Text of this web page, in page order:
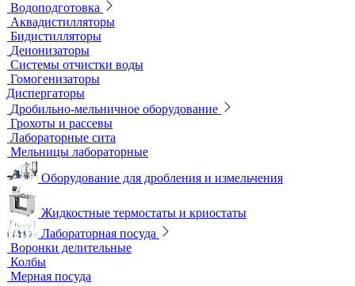
Водоподготовка
Аквадистилляторы
Бидистилляторы
Деионизаторы
Системы отчистки воды
Гомогенизаторы
Диспергаторы
Дробильно-мельничное оборудование
Грохоты и рассевы
Лабораторные сита
Мельницы лабораторные
Оборудование для дробления и измельчения
Жидкостные термостаты и криостаты
Лабораторная посуда
Воронки делительные
Колбы
Мерная посуда